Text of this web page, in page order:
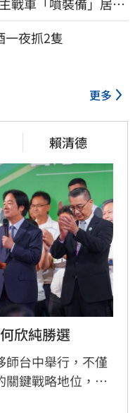
戰車「噴裝備」居民
一夜抓2隻
更多
賴清德
欣純勝選
師台中舉行，不僅
關鍵戰略地位，更
透過集結黨內要